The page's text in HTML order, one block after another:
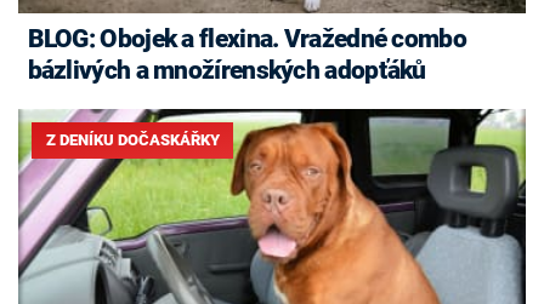
BLOG: Obojek a flexina. Vražedné combo
bázlivých a množírenských adopťáků
Z DENÍKU DOČASKÁŘKY